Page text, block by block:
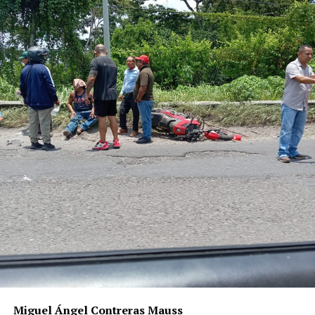
algún otro factor, por lo que serán las investigaciones
correspondientes las que determinen el origen del
siniestro.
Miguel Ángel Contreras Mauss